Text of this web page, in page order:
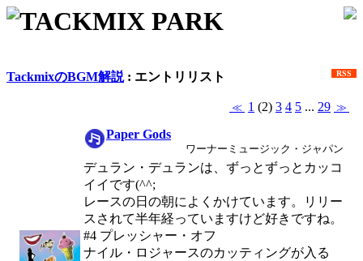
TACKMIX PARK
RSS
TackmixのBGM解説: エントリリスト
≪ 1 (2) 3 4 5 ... 29 ≫
Paper Gods
ワーナーミュージック・ジャパン
デュラン・デュランは、ずっとずっとカッコ
イイです(^^;
レースの日の朝によくかけています。リリー
スされて半年経っていますけど好きですね。
#4 プレッシャー・オフ
ナイル・ロジャースのカッティングが入る